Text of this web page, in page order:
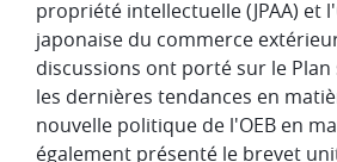
propriété intellectuelle (JPAA) et
japonaise du commerce extérieur
discussions ont porté sur le Plan
les dernières tendances en
nouvelle politique de l'OEB en
également présenté le brevet